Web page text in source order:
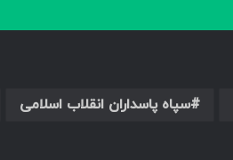
سپاه پاسداران انقلاب اسلامی